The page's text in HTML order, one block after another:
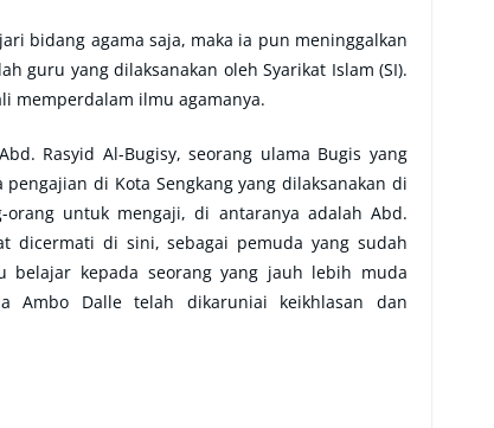
bidang agama saja, maka ia pun meninggalkan
guru yang dilaksanakan oleh Syarikat Islam (SI).
memperdalam ilmu agamanya.
Rasyid Al-Bugisy, seorang ulama Bugis yang
di Kota Sengkang yang dilaksanakan di
untuk mengaji, di antaranya adalah Abd.
dicermati di sini, sebagai pemuda yang sudah
belajar kepada seorang yang jauh lebih muda
Ambo Dalle telah dikaruniai keikhlasan dan